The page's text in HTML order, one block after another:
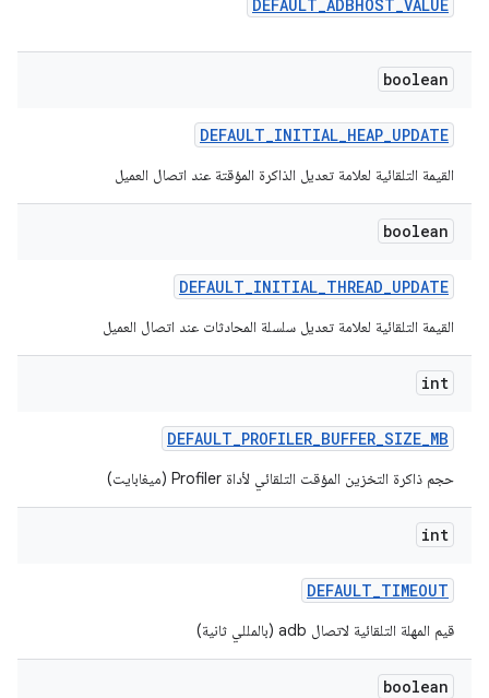
DEFAULT_ADBHOST_VALUE
boolean
DEFAULT_INITIAL_HEAP_UPDATE
القيمة التلقائية لعلامة تعديل الذاكرة المؤقتة عند اتصال العميل
boolean
DEFAULT_INITIAL_THREAD_UPDATE
القيمة التلقائية لعلامة تعديل سلسلة المحادثات عند اتصال العميل
int
DEFAULT_PROFILER_BUFFER_SIZE_MB
حجم ذاكرة التخزين المؤقت التلقائي لأداة Profiler (ميغابايت)
int
DEFAULT_TIMEOUT
قيم المهلة التلقائية لاتصال adb (بالمللي ثانية)
boolean